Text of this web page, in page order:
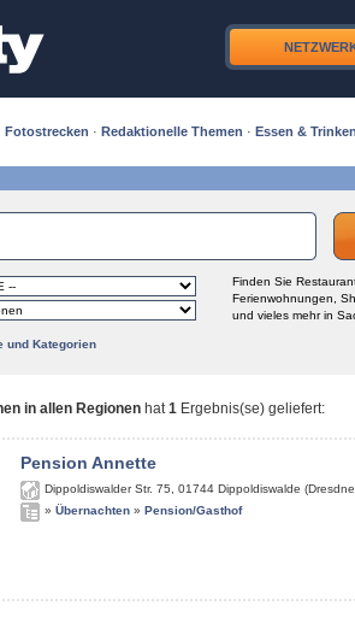
Fotostrecken · Redaktionelle Themen · Essen &
Finden Sie
Ferienwohnungen,
und vieles mehr in
und Kategorien
in allen Regionen hat1 Ergebnis(se) geliefert:
Pension Annette
Dippoldiswalder Str. 75 01744 Dippoldiswalde
» Übernachten » Pension/Gasthof